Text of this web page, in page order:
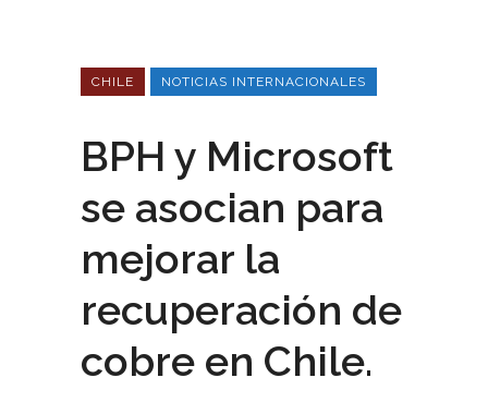
CHILE NOTICIAS INTERNACIONALES
BPH y Microsoft
se asocian para
mejorar la
recuperación de
cobre en Chile.